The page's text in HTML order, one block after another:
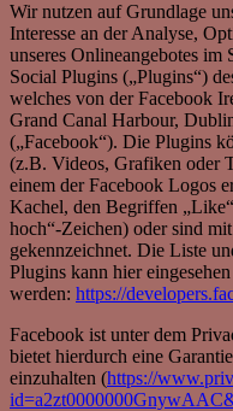
Wir nutzen auf Grundlage
Interesse an der Analyse,
unseres Onlineangebotes
Social Plugins („Plugins“)
welches von der Facebook
Grand Canal Harbour,
(„Facebook“). Die Plugins
(z.B. Videos, Grafiken oder
einem der Facebook Logos
Kachel, den Begriffen
hoch“-Zeichen) oder sind
gekennzeichnet. Die Liste
Plugins kann hier eingesehen
werden: https://
Facebook ist unter dem
bietet hierdurch eine
einzuhalten (https://